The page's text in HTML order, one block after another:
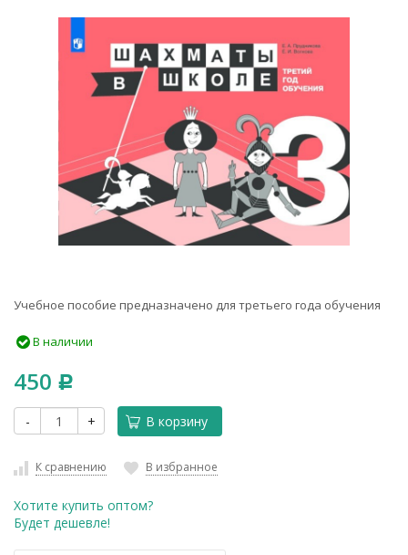
Учебное пособие предназначено для третьего года обучения
В наличии
450 Р
- + В корзину
К сравнению В избранное
Хотите купить оптом?
Будет дешевле!